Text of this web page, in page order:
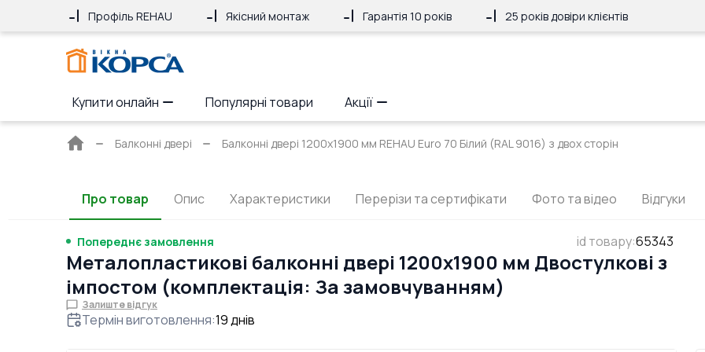
Профіль REHAU Якісний монтаж Гарантія 10 років 25 років довіри клієнтів
Купити онлайн Популярні товари Акції
Головна
Балконні двері Балконні двері 1200x1900 мм REHAU Euro 70 Білий (RAL 9016) з двох сторін
Про товар Опис Характеристики Перерізи та сертифікати Фото та відео Відгуки
Попереднє замовлення id товару:65343
Металопластикові балконні двері 1200x1900 мм Двостулкові з
імпостом (комплектація: За замовчуванням)
Залиште відгук
Термін виготовлення:19днів